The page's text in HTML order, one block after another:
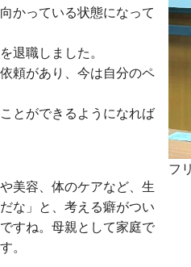
フ
かっている状態になって
退職しました。
頼があり、今は自分のペ
とができるようになれば
美容、体のケアなど、生
な」と、考える癖がつい
すね。母親として家庭で
。